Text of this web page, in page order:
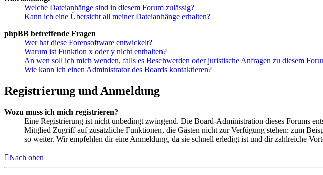
Welche Dateianhänge sind in diesem Forum zulässig?
Kann ich eine Übersicht all meiner Dateianhänge erhalten?
phpBB betreffende Fragen
Wer hat diese Forensoftware entwickelt?
Warum ist Funktion x oder y nicht enthalten?
An wen soll ich mich wenden, falls es Beschwerden oder juristische Anfragen zu diesem
Wie kann ich einen Administrator des Boards kontaktieren?
Registrierung und Anmeldung
Wozu muss ich mich registrieren?
Eine Registrierung ist nicht unbedingt zwingend. Die Board-Administration dieses Forums
Mitglied Zugriff auf zusätzliche Funktionen, die Gästen nicht zur Verfügung stehen: zum
so weiter. Wir empfehlen dir eine Anmeldung, da sie schnell erledigt ist und dir zahlreiche
Nach oben